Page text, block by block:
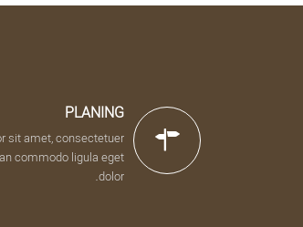
PLANING
sit amet, consectetuer
commodo ligula eget
dolor.